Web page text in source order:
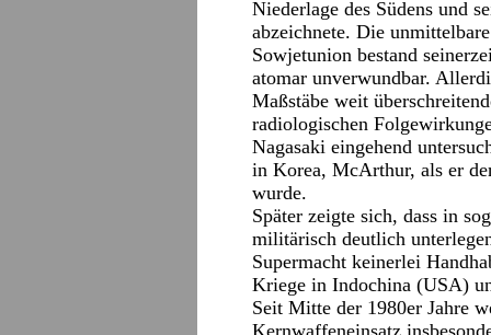
Niederlage des Südens und
abzeichnete. Die
Sowjetunion bestand
atomar unverwundbar.
Maßstäbe weit
radiologischen
Nagasaki eingehend
in Korea, McArthur, als er
wurde.
Später zeigte sich, dass in
militärisch deutlich
Supermacht keinerlei
Kriege in Indochina (USA)
Seit Mitte der 1980er Jahre
Kernwaffeneinsatz